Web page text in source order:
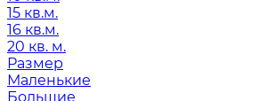
15 кв.м.
16 кв.м.
20 кв. м.
Размер
Маленькие
Большие